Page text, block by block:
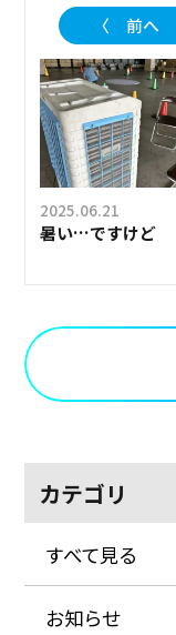
〈 前へ
2025.06.21
暑い…ですけど
カテゴリ
すべて見る
お知らせ